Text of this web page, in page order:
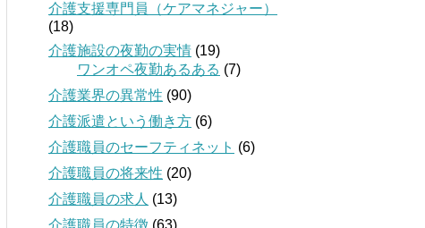
介護支援専門員（ケアマネジャー）
(18)
介護施設の夜勤の実情 (19)
ワンオペ夜勤あるある (7)
介護業界の異常性 (90)
介護派遣という働き方 (6)
介護職員のセーフティネット (6)
介護職員の将来性 (20)
介護職員の求人 (13)
介護職員の特徴 (63)